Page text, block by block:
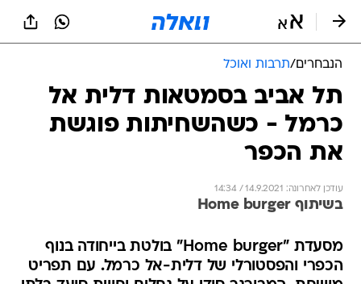
הנבחרים/תרבות ואוכל
תל אביב בסמטאות דלית אל
כרמל - כשהשחיתות פוגשת
את הכפר
עודכן לאחרונה: 14.9.2021 / 14:34
בשיתוף Home burger
מסעדת "Home burger" בולטת בייחודה בנוף
הכפרי והפסטורלי של דלית-אל כרמל. עם תפריט